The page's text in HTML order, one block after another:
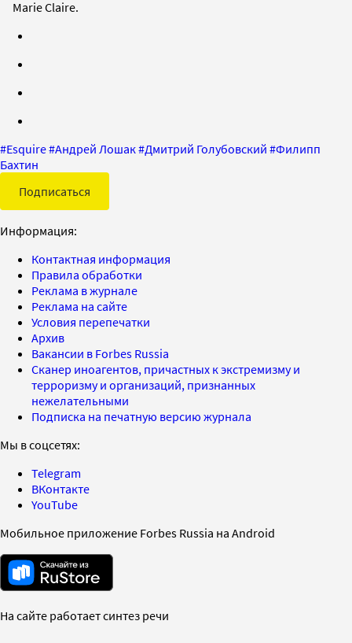
Marie Claire.
#Esquire#Андрей Лошак#Дмитрий Голубовский #Филипп
Бахтин
Подписаться
Информация:
Контактная информация
Правила обработки
Реклама в журнале
Реклама на сайте
Условия перепечатки
Архив
Вакансии в Forbes Russia
Сканер иноагентов, причастных к экстремизму и
терроризму и организаций, признанных
нежелательными
Подписка на печатную версию журнала
Мы в соцсетях:
Telegram
ВКонтакте
YouTube
Мобильное приложение Forbes Russia на Android
На сайте работает синтез речи